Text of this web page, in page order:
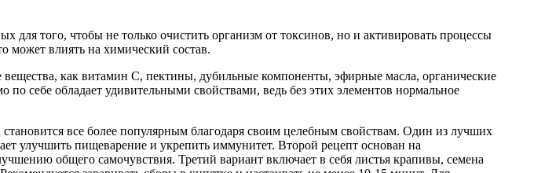
для того, чтобы не только очистить организм от токсинов, но и активировать процессы
может влиять на химический состав.
вещества, как витамин С, пектины, дубильные компоненты, эфирные масла, органические
себе обладает удивительными свойствами, ведь без этих элементов нормальное
все более популярным благодаря своим целебным свойствам. Один из лучших
улучшить пищеварение и укрепить иммунитет. Второй рецепт основан на
общего самочувствия. Третий вариант включает в себя листья крапивы, семена